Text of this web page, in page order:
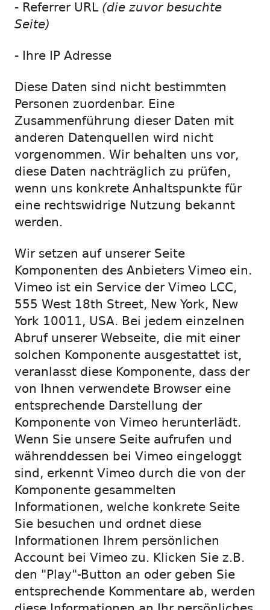
- Referrer URL (die zuvor besuchte
Seite)
- Ihre IP Adresse
Diese Daten sind nicht bestimmten
Personen zuordenbar. Eine
Zusammenführung dieser Daten mit
anderen Datenquellen wird nicht
vorgenommen. Wir behalten uns vor,
diese Daten nachträglich zu prüfen,
wenn uns konkrete Anhaltspunkte für
eine rechtswidrige Nutzung bekannt
werden.
Wir setzen auf unserer Seite
Komponenten des Anbieters Vimeo ein.
Vimeo ist ein Service der Vimeo LCC,
555 West 18th Street, New York, New
York 10011, USA. Bei jedem einzelnen
Abruf unserer Webseite, die mit einer
solchen Komponente ausgestattet ist,
veranlasst diese Komponente, dass der
von Ihnen verwendete Browser eine
entsprechende Darstellung der
Komponente von Vimeo herunterlädt.
Wenn Sie unsere Seite aufrufen und
währenddessen bei Vimeo eingeloggt
sind, erkennt Vimeo durch die von der
Komponente gesammelten
Informationen, welche konkrete Seite
Sie besuchen und ordnet diese
Informationen Ihrem persönlichen
Account bei Vimeo zu. Klicken Sie z.B.
den "Play"-Button an oder geben Sie
entsprechende Kommentare ab, werden